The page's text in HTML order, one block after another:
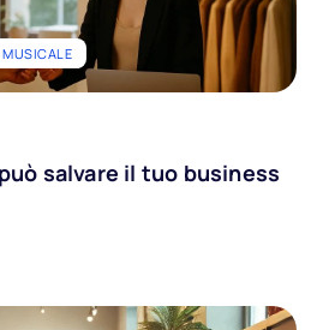
salvare il tuo business